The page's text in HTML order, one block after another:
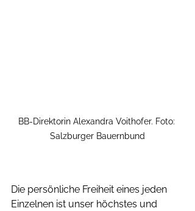
BB-Direktorin Alexandra Voithofer. Foto:
Salzburger Bauernbund
Die persönliche Freiheit eines jeden
Einzelnen ist unser höchstes und